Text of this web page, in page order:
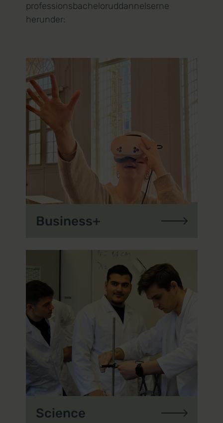
professionsbacheloruddannelserne
herunder:
Business+
Science